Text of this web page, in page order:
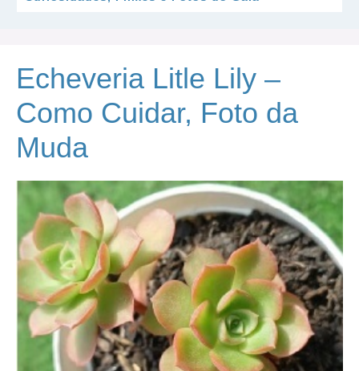
Echeveria Litle Lily –
Como Cuidar, Foto da
Muda